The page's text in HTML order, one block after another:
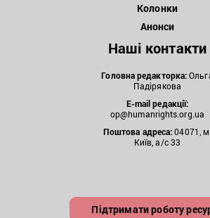
Колонки
Анонси
Наші контакти
Головна редакторка:
Падірякова
E-mail редакції:
op@humanrights.org.ua
Поштова адреса:04071, м.
Київ, а/с 33
Підтримати роботу